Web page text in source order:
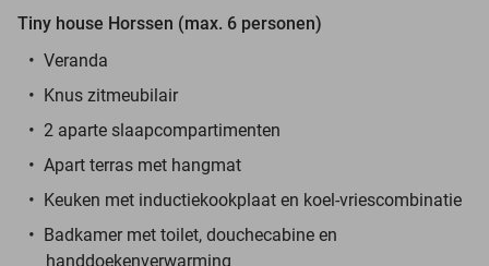
Tiny house Horssen (max. 6 personen)
Veranda
Knus zitmeubilair
2 aparte slaapcompartimenten
Apart terras met hangmat
Keuken met inductiekookplaat en koel-vriescombinatie
Badkamer met toilet, douchecabine en
handdoekenverwarming